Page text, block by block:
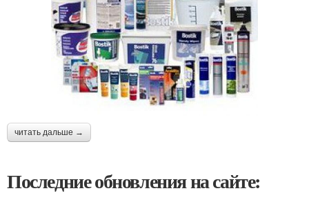
читать дальше →
Последние обновления на сайте: